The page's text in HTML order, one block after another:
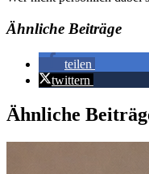
Ähnliche Beiträge
teilen
twittern
Ähnliche